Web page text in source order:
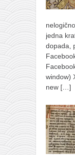
jedna
dopada,
window)
new […]